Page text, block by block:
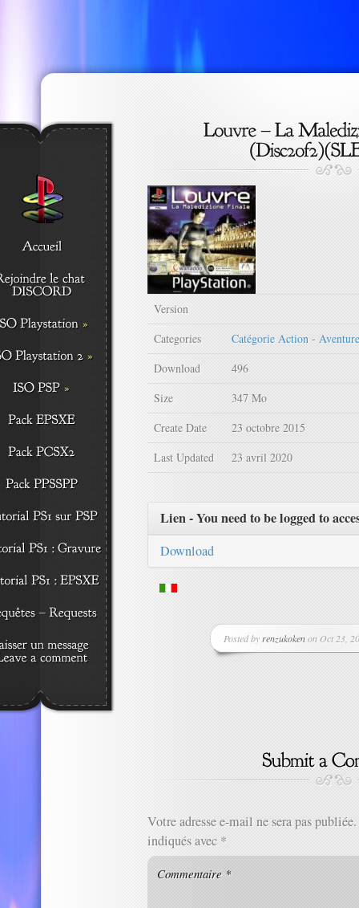
Version
Categories
Catégorie Action - Aventure
Download
496
Size
347 Mo
Create Date
23 octobre 2015
Last Updated
23 avril 2020
Lien - You need to be logged to
Download
Posted by renzukokenon Oct 23,
Votre adresse e-mail ne sera pas publiée.
indiqués avec *